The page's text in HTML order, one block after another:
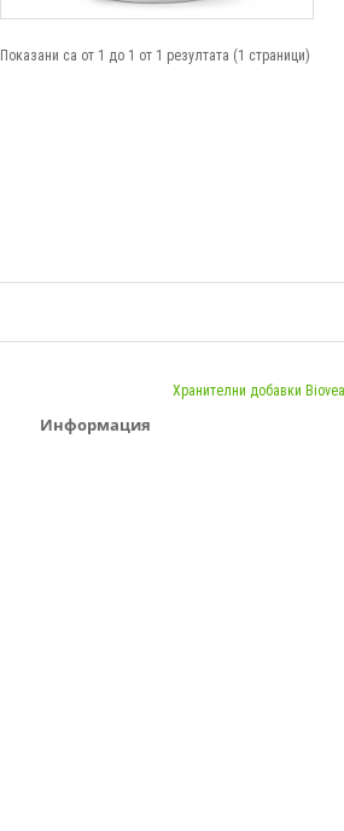
Показани са от 1 до 1 от 1 резултата (1 страници)
Информация
Хранителни добавки